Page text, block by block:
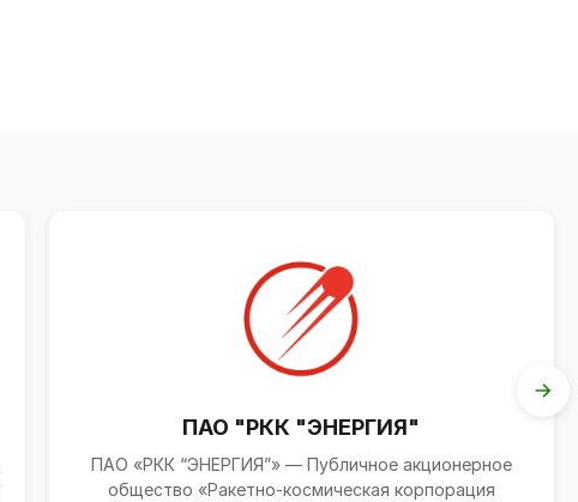
ПАО "РКК "ЭНЕРГИЯ"
ПАО «РКК “ЭНЕРГИЯ”» — Публичное акционерное
общество «Ракетно‑космическая корпорация